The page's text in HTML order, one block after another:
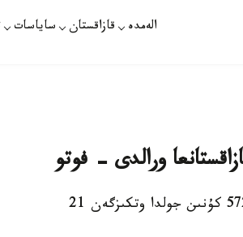
الەمدە قازاقستان ساياسات
الماتى. قازاقپارات - الەمنىڭ 18 ەلىن كوك تيىن شىعىنداماي ارالاپ، 572 كۇنىن جولدا وتكىزگەن 21